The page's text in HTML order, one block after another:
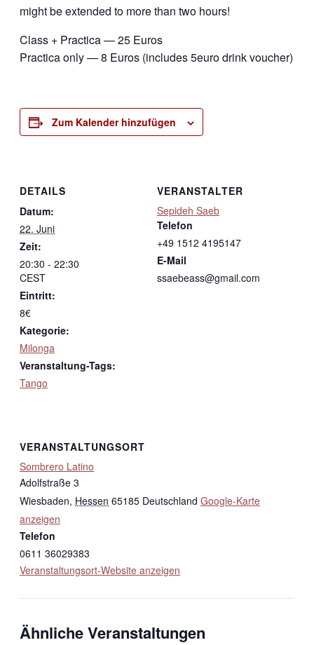
might be extended to more than two hours!
Class + Practica — 25 Euros
Practica only — 8 Euros (includes 5euro drink voucher)
Zum Kalender hinzufügen
DETAILS
Datum:
22. Juni
Zeit:
20:30 - 22:30
CEST
Eintritt:
8€
Kategorie:
Milonga
Veranstaltung-Tags:
Tango
VERANSTALTER
Sepideh Saeb
Telefon
+49 1512 4195147
E-Mail
ssaebeass@gmail.com
VERANSTALTUNGSORT
Sombrero Latino
Adolfstraße 3
Wiesbaden, Hessen 65185 Deutschland Google-Karte
anzeigen
Telefon
0611 36029383
Veranstaltungsort-Website anzeigen
Ähnliche Veranstaltungen